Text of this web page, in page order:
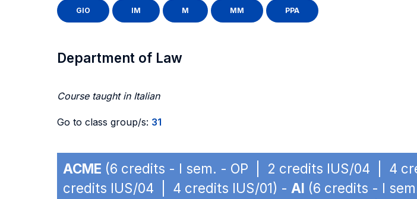
GIO IM M MM PPA
Department of Law
Course taught in Italian
Go to class group/s: 31
ACME (6 credits - I sem. - OP | 2 credits IUS/04 | 4
credits IUS/04 | 4 credits IUS/01) - AI (6 credits - I